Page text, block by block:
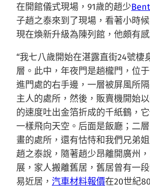
在開館儀式現場，91歲的趙少
子趙之泰來到了現場，看著小時
現在煥新升級為陳列館，他頗有感
“我七八歲開始在湛露直街24號棲
層。此中，年夜門是趟櫳門，位
進門處的右手邊，一層被屏風所
主人的處所，然後，販賣機開始
的速度吐出金箔折成的千紙鶴，
一樣飛向天空。后面是飯廳；二
畫的處所，還有怙恃和我們兄弟
趙之泰說，隨著趙少昂離開廣州
展，家人搬離舊居，舊居曾有一
易近居， 汽車材料報價在20世紀